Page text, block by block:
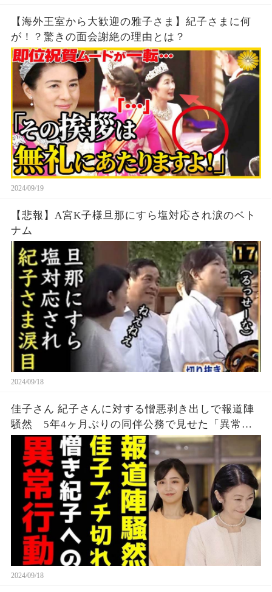
【海外王室から大歓迎の雅子さま】紀子さまに何
が！？驚きの面会謝絶の理由とは？
2024/09/19
【悲報】A宮K子様旦那にすら塩対応され涙のベト
ナム
2024/09/18
佳子さん 紀子さんに対する憎悪剥き出しで報道陣
騒然 5年4ヶ月ぶりの同伴公務で見せた「異常行
動」
2024/09/18